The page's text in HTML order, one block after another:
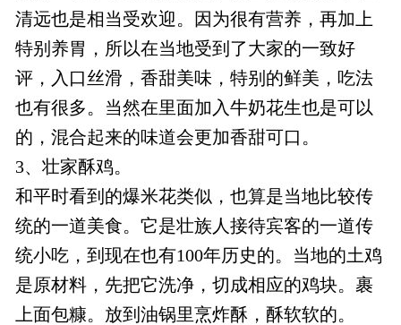
清远也是相当受欢迎。因为很有营养，再加上
特别养胃，所以在当地受到了大家的一致好
评，入口丝滑，香甜美味，特别的鲜美，吃法
也有很多。当然在里面加入牛奶花生也是可以
的，混合起来的味道会更加香甜可口。
3、壮家酥鸡。
和平时看到的爆米花类似，也算是当地比较传
统的一道美食。它是壮族人接待宾客的一道传
统小吃，到现在也有100年历史的。当地的土鸡
是原材料，先把它洗净，切成相应的鸡块。裹
上面包糠。放到油锅里烹炸酥，酥软软的。